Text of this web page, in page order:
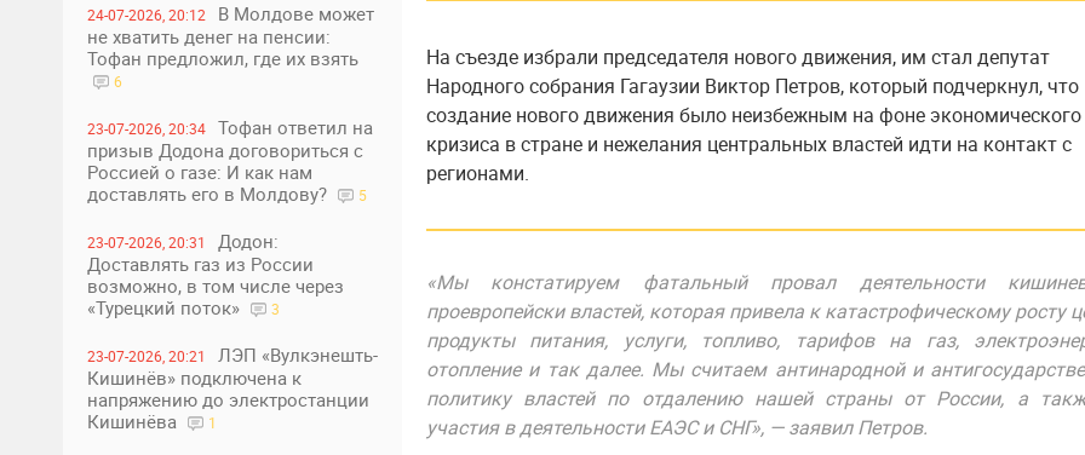
24-07-2026, 20:12
В Молдове может
не хватить денег на пенсии:
Тофан предложил, где их взять
6
23-07-2026, 20:34
Тофан ответил на
призыв Додона договориться с
Россией о газе: И как нам
доставлять его в Молдову?
5
23-07-2026, 20:31
Додон:
Доставлять газ из России
возможно, в том числе через
«Турецкий поток»
3
23-07-2026, 20:21
ЛЭП «Вулкэнешть-
Кишинёв» подключена к
напряжению до электростанции
Кишинёва
1
На съезде избрали председателя нового движения, им стал депутат
Народного собрания Гагаузии Виктор Петров, который подчеркнул, что
создание нового движения было неизбежным на фоне экономического
кризиса в стране и нежелания центральных властей идти на контакт с
регионами.
«Мы констатируем фатальный провал деятельности
проевропейски властей, которая привела к катастрофическому росту
продукты питания, услуги, топливо, тарифов на газ,
отопление и так далее. Мы считаем антинародной и
политику властей по отдалению нашей страны от России, а
участия в деятельности ЕАЭС и СНГ», — заявил Петров.